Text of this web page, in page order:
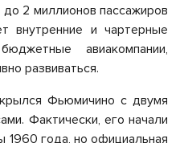
2 миллионов пассажиров
внутренние и чартерные
авиакомпании,
развиваться.
Фьюмичино с двумя
Фактически, его начали
1960 года, но официальная